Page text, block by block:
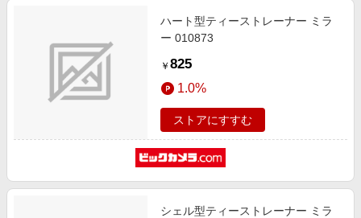
ハート型ティーストレーナー ミラ
ー 010873
￥ 825
1.0%
ストアにすすむ
シェル型ティーストレーナー ミラ